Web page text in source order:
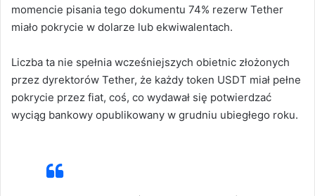
momencie pisania tego dokumentu 74% rezerw Tether
miało pokrycie w dolarze lub ekwiwalentach.
Liczba ta nie spełnia wcześniejszych obietnic złożonych
przez dyrektorów Tether, że każdy token USDT miał pełne
pokrycie przez fiat, coś, co wydawał się potwierdzać
wyciąg bankowy opublikowany w grudniu ubiegłego roku.